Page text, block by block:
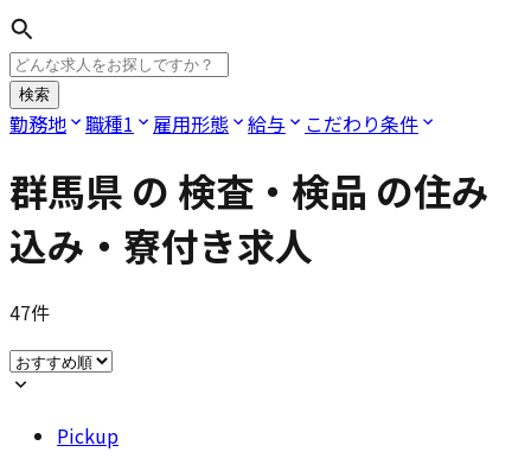
検索
勤務地 職種1 雇用形態 給与 こだわり条件
群馬県 の 検査・検品 の住み
込み・寮付き求人
47件
Pickup